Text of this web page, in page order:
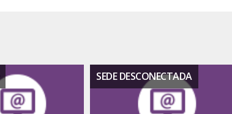
SEDE DESCONECTADA